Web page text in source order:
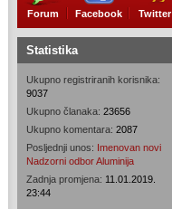
Forum Facebook Twitter
Statistika
Ukupno registriranih korisnika:
9037
Ukupno članaka: 23656
Ukupno komentara: 2087
Posljednji unos: Imenovan novi
Nadzorni odbor Aluminija
Zadnja promjena: 11.01.2019.
23:44